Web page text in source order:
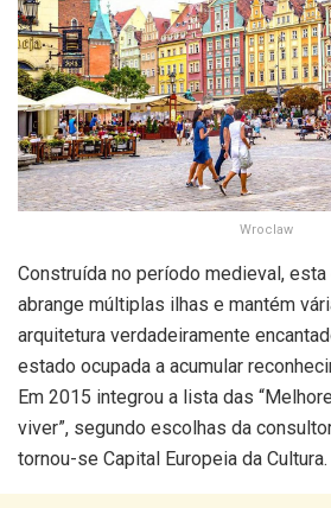
Wroclaw
Construída no período medieval,
abrange múltiplas ilhas e mantém
arquitetura verdadeiramente
estado ocupada a acumular
Em 2015 integrou a lista das
viver”, segundo escolhas da
tornou-se Capital Europeia da Cultura.